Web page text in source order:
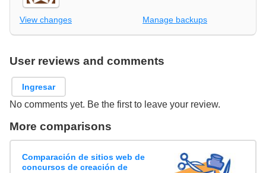
View changes Manage backups
User reviews and comments
Ingresar
No comments yet. Be the first to leave your review.
More comparisons
Comparación de sitios web de
concursos de creación de